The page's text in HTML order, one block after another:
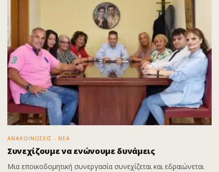
ΑΝΑΚΟΙΝΩΣΕΙΣ - ΝΕΑ
Συνεχίζουμε να ενώνουμε δυνάμεις
Μια εποικοδομητική συνεργασία συνεχίζεται και εδραιώνεται